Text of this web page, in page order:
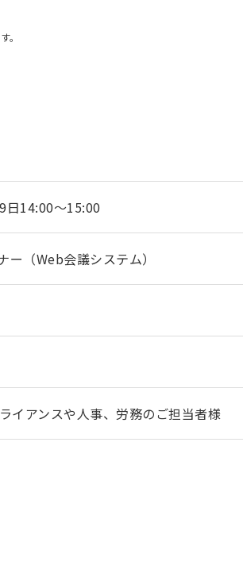
。
日14:00～15:00
（Web会議システム）
イアンスや人事、労務のご担当者様